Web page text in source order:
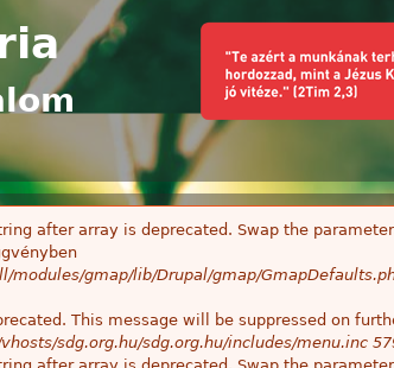
after array is deprecated. Swap the
modules/gmap/lib/Drupal/gmap/
This message will be suppressed on
sdg.org.hu/sdg.org.hu/includes/menu.inc